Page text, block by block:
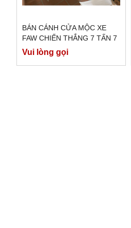
BÁN CÁNH CỬA MỘC XE
FAW CHIẾN THẮNG 7 TẤN 7
Vui lòng gọi